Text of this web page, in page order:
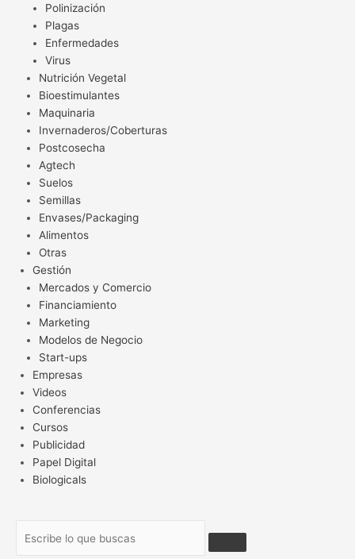
Polinización
Plagas
Enfermedades
Virus
Nutrición Vegetal
Bioestimulantes
Maquinaria
Invernaderos/Coberturas
Postcosecha
Agtech
Suelos
Semillas
Envases/Packaging
Alimentos
Otras
Gestión
Mercados y Comercio
Financiamiento
Marketing
Modelos de Negocio
Start-ups
Empresas
Videos
Conferencias
Cursos
Publicidad
Papel Digital
Biologicals